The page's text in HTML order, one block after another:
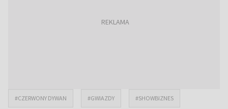
#CZERWONY DYWAN #GWIAZDY #SHOWBIZNES